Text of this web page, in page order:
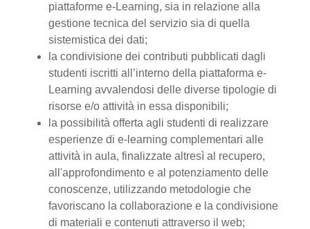
piattaforme e-Learning, sia in relazione alla
gestione tecnica del servizio sia di quella
sistemistica dei dati;
la condivisione dei contributi pubblicati dagli
studenti iscritti all’interno della piattaforma e-
Learning avvalendosi delle diverse tipologie di
risorse e/o attività in essa disponibili;
la possibilità offerta agli studenti di realizzare
esperienze di e-learning complementari alle
attività in aula, finalizzate altresì al recupero,
all'approfondimento e al potenziamento delle
conoscenze, utilizzando metodologie che
favoriscano la collaborazione e la condivisione
di materiali e contenuti attraverso il web;